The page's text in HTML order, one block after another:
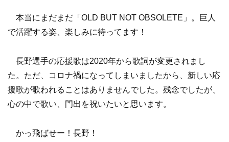
本当にまだまだ「OLD BUT NOT OBSOLETE」。巨人
で活躍する姿、楽しみに待ってます！
長野選手の応援歌は2020年から歌詞が変更されまし
た。ただ、コロナ禍になってしまいましたから、新しい応
援歌が歌われることはありませんでした。残念でしたが、
心の中で歌い、門出を祝いたいと思います。
かっ飛ばせー！長野！